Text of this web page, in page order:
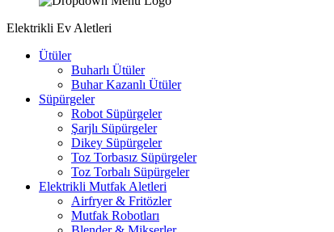
Elektrikli Ev Aletleri
Ütüler
Buharlı Ütüler
Buhar Kazanlı Ütüler
Süpürgeler
Robot Süpürgeler
Şarjlı Süpürgeler
Dikey Süpürgeler
Toz Torbasız Süpürgeler
Toz Torbalı Süpürgeler
Elektrikli Mutfak Aletleri
Airfryer & Fritözler
Mutfak Robotları